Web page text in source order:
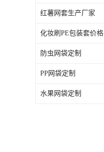
红薯网套生产厂家
化妆刷PE包装套价格
防虫网袋定制
PP网袋定制
水果网袋定制